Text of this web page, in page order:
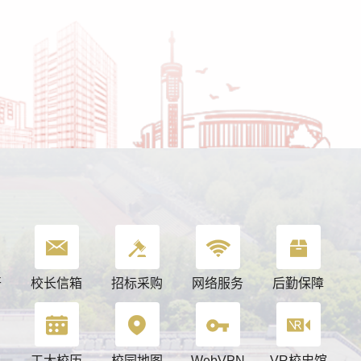
校长信箱 招标采购 网络服务 后勤保障